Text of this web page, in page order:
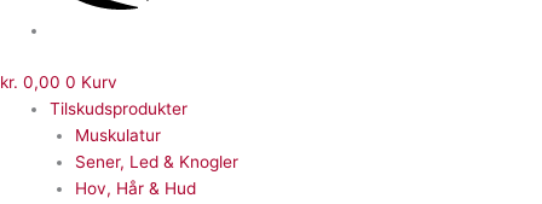
kr. 0,00 0 Kurv
Tilskudsprodukter
Muskulatur
Sener, Led & Knogler
Hov, Hår & Hud